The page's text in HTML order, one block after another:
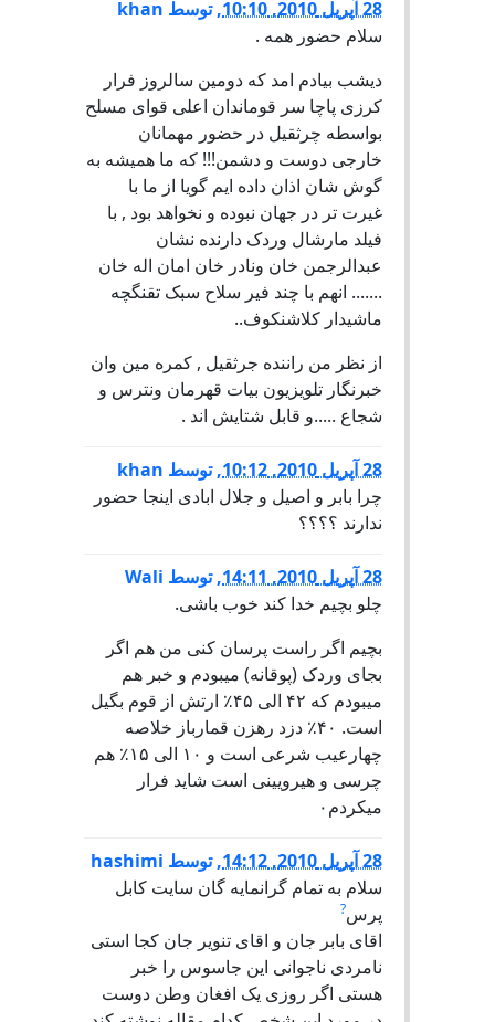
28 آپریل 2010, 10:10 ,توسط khan
سلام حضور همه .
دیشب بیادم امد که دومین سالروز فرار
کرزی پاچا سر قوماندان اعلی قوای مسلح
بواسطه چرثقیل در حضور مهمانان
خارجی دوست و دشمن!!! که ما همیشه به
گوش شان اذان داده ایم گویا از ما با
غیرت تر در جهان نبوده و نخواهد بود , با
فیلد مارشال وردک دارنده نشان
عبدالرجمن خان ونادر خان امان اله خان
....... انهم با چند فیر سلاح سبک تقنگچه
ماشیدار کلاشنکوف..
از نظر من راننده جرثقیل , کمره مین وان
خبرنگار تلویزیون بیات قهرمان ونترس و
شجاع .....و قابل شتایش اند .
28 آپریل 2010, 10:12 ,توسط khan
چرا بابر و اصیل و جلال ابادی اینجا حضور
ندارند ؟؟؟؟
28 آپریل 2010, 14:11 ,توسط Wali
چلو بچیم خدا کند خوب باشی.
بچیم اگر راست پرسان کنی من هم اگر
بجای وردک (پوقانه) میبودم و خبر هم
میبودم که ۴۲ الی ۴۵٪ ارتش از قوم بگیل
است. ۴۰٪ دزد رهزن قمارباز خلاصه
چهارعیب شرعی است و ۱۰ الی ۱۵٪ هم
چرسی و هیرویینی است شاید فرار
میکردم۰
28 آپریل 2010, 14:12 ,توسط hashimi
سلام به تمام گرانمایه گان سایت کابل
پرس?
اقای بابر جان و اقای تنویر جان کجا استی
نامردی ناجوانی این جاسوس را خبر
هستی اگر روزی یک افغان وطن دوست